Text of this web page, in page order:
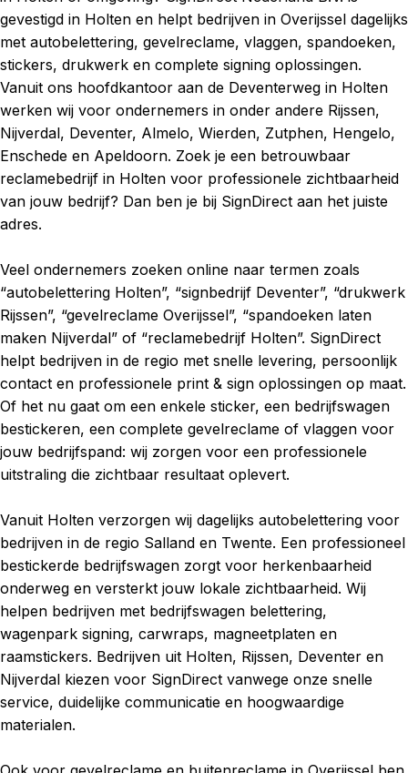
gevestigd in Holten en helpt bedrijven in Overijssel dagelijks
met autobelettering, gevelreclame, vlaggen, spandoeken,
stickers, drukwerk en complete signing oplossingen.
Vanuit ons hoofdkantoor aan de Deventerweg in Holten
werken wij voor ondernemers in onder andere Rijssen,
Nijverdal, Deventer, Almelo, Wierden, Zutphen, Hengelo,
Enschede en Apeldoorn. Zoek je een betrouwbaar
reclamebedrijf in Holten voor professionele zichtbaarheid
van jouw bedrijf? Dan ben je bij SignDirect aan het juiste
adres.
Veel ondernemers zoeken online naar termen zoals
“autobelettering Holten”, “signbedrijf Deventer”, “drukwerk
Rijssen”, “gevelreclame Overijssel”, “spandoeken laten
maken Nijverdal” of “reclamebedrijf Holten”. SignDirect
helpt bedrijven in de regio met snelle levering, persoonlijk
contact en professionele print & sign oplossingen op maat.
Of het nu gaat om een enkele sticker, een bedrijfswagen
bestickeren, een complete gevelreclame of vlaggen voor
jouw bedrijfspand: wij zorgen voor een professionele
uitstraling die zichtbaar resultaat oplevert.
Vanuit Holten verzorgen wij dagelijks autobelettering voor
bedrijven in de regio Salland en Twente. Een professioneel
bestickerde bedrijfswagen zorgt voor herkenbaarheid
onderweg en versterkt jouw lokale zichtbaarheid. Wij
helpen bedrijven met bedrijfswagen belettering,
wagenpark signing, carwraps, magneetplaten en
raamstickers. Bedrijven uit Holten, Rijssen, Deventer en
Nijverdal kiezen voor SignDirect vanwege onze snelle
service, duidelijke communicatie en hoogwaardige
materialen.